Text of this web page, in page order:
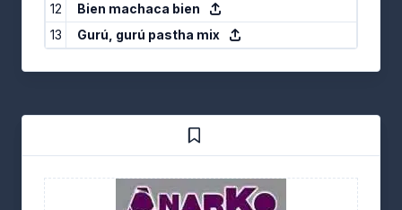
12
Bien machaca bien
13
Gurú, gurú pastha mix